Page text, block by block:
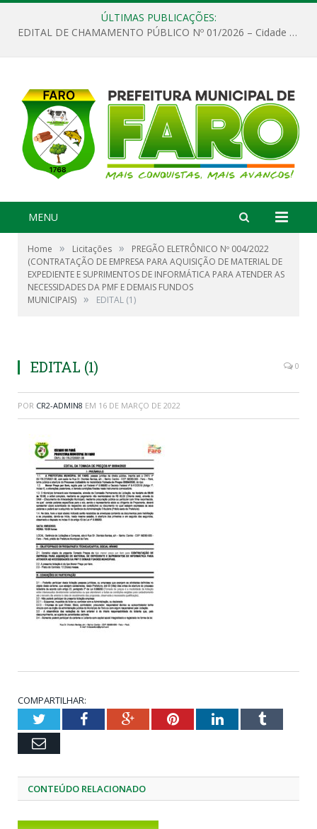
ÚLTIMAS PUBLICAÇÕES:
EDITAL DE CHAMAMENTO PÚBLICO Nº 01/2026 – Cidade de Faro
MENU
Home » Licitações »
PREGÃO ELETRÔNICO Nº 004/2022
(CONTRATAÇÃO DE EMPRESA PARA AQUISIÇÃO DE MATERIAL DE
EXPEDIENTE E SUPRIMENTOS DE INFORMÁTICA PARA ATENDER AS
NECESSIDADES DA PMF E DEMAIS FUNDOS
MUNICIPAIS) » EDITAL (1)
EDITAL (1) 0
POR CR2-ADMIN8 EM 16 DE MARÇO DE 2022
COMPARTILHAR:
TwitterFacebookGoogle+PinterestLinkedInTumblr
Email
CONTEÚDO RELACIONADO